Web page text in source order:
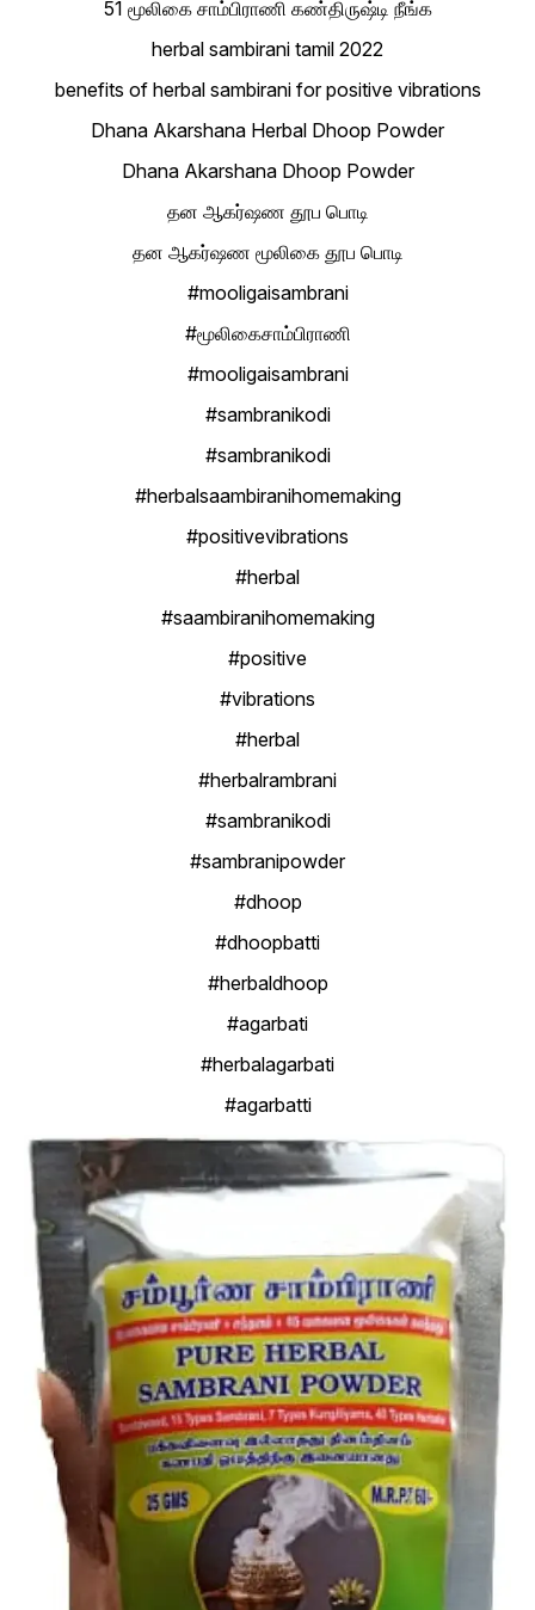
51 மூலிகை சாம்பிராணி கண்திருஷ்டி நீங்க
herbal sambirani tamil 2022
benefits of herbal sambirani for positive vibrations
Dhana Akarshana Herbal Dhoop Powder
Dhana Akarshana Dhoop Powder
தன ஆகர்ஷண தூப பொடி
தன ஆகர்ஷண மூலிகை தூப பொடி
#mooligaisambrani
#மூலிகைசாம்பிராணி
#mooligaisambrani
#sambranikodi
#sambranikodi
#herbalsaambiranihomemaking
#positivevibrations
#herbal
#saambiranihomemaking
#positive
#vibrations
#herbal
#herbalrambrani
#sambranikodi
#sambranipowder
#dhoop
#dhoopbatti
#herbaldhoop
#agarbati
#herbalagarbati
#agarbatti